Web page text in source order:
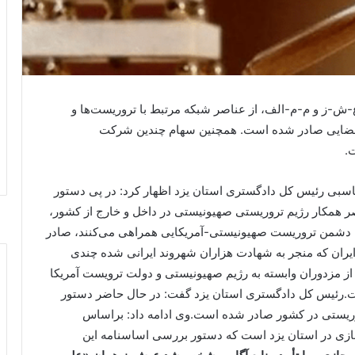
ش-ز و م-م-الف، از عناصر شبکه مرتبط با تروریست‌ها و
قضایی صادر شده است. همچنین سهام چندین شرکت
رئیس کل دادگستری استان یزد اظهار کرد: در پی دستور
رژیم تروریستی صهیونیستی در داخل و خارج از کشور،
دشمن تروریست صهیونیستی-آمریکایی همراهی می‌کنند، صادر
که منجر به شهادت هزاران شهروند ایرانی شده چندی
مزدوران وابسته به رژیم صهیونیستی و دولت ترویست آمریکا
کل دادگستری استان یزد گفت: در حال حاضر دستور
در کشور صادر شده است.وی ادامه داد: براساس
در استان یزد است که دستور بررسی اساسنامه این